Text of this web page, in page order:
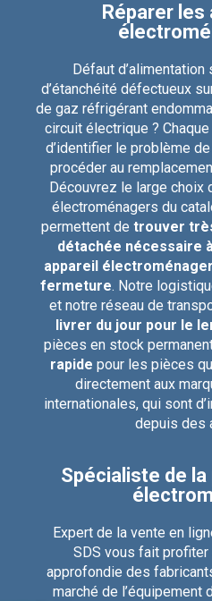
Réparer les
Défaut d’alimentation
d’étanchéité défectueux
de gaz réfrigérant
circuit électrique ?
d’identifier le problème
procéder au
Découvrez le large choix
électroménagers du
permettent de trouver
détachée nécessaire
appareil
fermeture. Notre
et notre réseau de
livrer du jour pour le
pièces en stock
rapide pour les pièces
directement aux
internationales, qui sont
depuis des
Spécialiste de
Expert de la vente en
SDS vous fait
approfondie des
marché de l’équipement